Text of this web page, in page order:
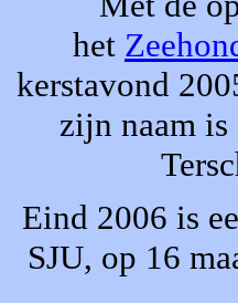
het
kerstavond
zijn naam is
Eind 2006 is
SJU, op 16